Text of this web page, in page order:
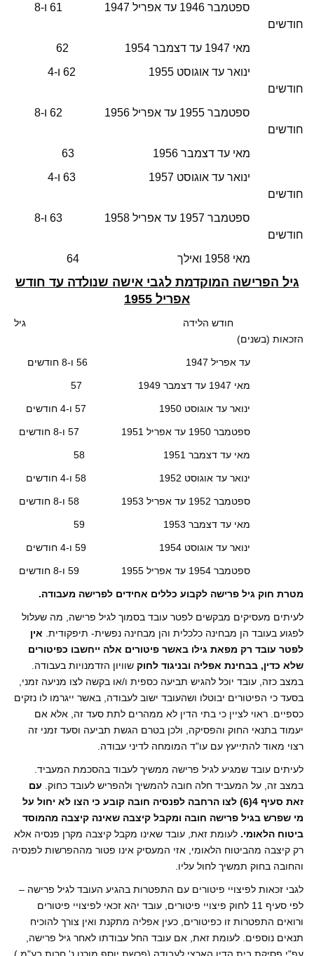
ספטמבר 1946 עד אפריל 1947 61 ו-8
חודשים
מאי 1947 עד דצמבר 1954 62
ינואר עד אוגוסט 1955 62 ו-4
חודשים
ספטמבר 1955 עד אפריל 1956 62 ו-8
חודשים
מאי עד דצמבר 1956 63
ינואר עד אוגוסט 1957 63 ו-4
חודשים
ספטמבר 1957 עד אפריל 1958 63 ו-8
חודשים
מאי 1958 ואילך 64
גיל הפרישה המוקדמת לגבי אישה שנולדה עד חודש
אפריל 1955
חודש הלידה גיל
הזכאות (בשנים)
עד אפריל 1947 56 ו-8 חודשים
מאי 1947 עד דצמבר 1949 57
ינואר עד אוגוסט 1950 57 ו-4 חודשים
ספטמבר 1950 עד אפריל 1951 57 ו-8 חודשים
מאי עד דצמבר 1951 58
ינואר עד אוגוסט 1952 58 ו-4 חודשים
ספטמבר 1952 עד אפריל 1953 58 ו-8 חודשים
מאי עד דצמבר 1953 59
ינואר עד אוגוסט 1954 59 ו-4 חודשים
ספטמבר 1954 עד אפריל 1955 59 ו-8 חודשים
מטרת חוק גיל פרישה לקבוע כללים אחידים לפרישה מעבודה.
לעיתים מעסיקים מבקשים לפטר עובד בסמוך לגיל פרישה, מה שעלול
לפגוע בעובד הן מבחינה כלכלית והן מבחינה נפשית- תיפקודית. אין
לפטר עובד רק מפאת גילו באשר פיטורים אלה ייחשבו כפיטורים
שלא כדין, בבחינת אפליה ובניגוד לחוק שוויון הזדמנויות בעבודה.
במצב כזה, עובד יוכל להגיש תביעה כספית ו/או בקשה לצו מניעה זמני,
בסעד כי הפיטורים יבוטלו ושהעובד ישוב לעבודה, באשר ייגרמו לו נזקים
כספיים. ראוי לציין כי בתי הדין לא ממהרים לתת סעד זה, אלא אם
יעמוד בתנאי החוק והפסיקה, ולכן בטרם הגשת תביעה וסעד זמני זה
רצוי מאוד להתייעץ עם עו"ד המומחה לדיני עבודה.
לעיתים עובד שמגיע לגיל פרישה ממשיך לעבוד בהסכמת המעביד.
במצב זה, על המעביד חלה חובה להמשיך ולהפריש לעובד כחוק. עם
זאת סעיף 4(6) לצו הרחבה לפנסיה חובה קובע כי הצו לא יחול על
מי שפרש בגיל פרישה חובה ומקבל קיצבה שאינה קיצבה מהמוסד
ביטוח הלאומי. לעומת זאת, עובד שאינו מקבל קיצבה מקרן פנסיה אלא
רק קיצבה מהביטוח הלאומי, אזי המעסיק אינו פטור מההפרשות לפנסיה
והחובה בחוק תמשיך לחול עליו.
לגבי זכאות לפיצויי פיטורים עם התפטרות בהגיע העובד לגיל פרישה –
לפי סעיף 11 לחוק פיצויי פיטורים, עובד יהא זכאי לפיצויי פיטורים
ורואים התפטרות זו כפיטורים, כעין אפליה מתקנת ואין צורך להוכיח
תנאים נוספים. לעומת זאת, אם עובד החל עבודתו לאחר גיל פרישה,